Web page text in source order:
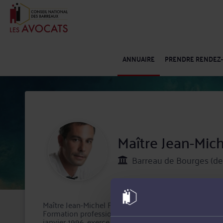
ANNUAIRE PRENDRE
Maître Jean-
Barreau de Bourges
Maître Jean-Michel FLEURIER Avocat généraliste de
Formation professionnelle des Avocats de